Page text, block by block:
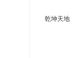
乾坤天地